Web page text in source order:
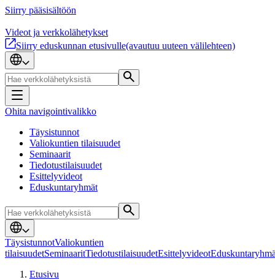
Siirry pääsisältöön
Videot ja verkkolähetykset
Siirry eduskunnan etusivulle(avautuu uuteen välilehteen)
Ohita navigointivalikko
Täysistunnot
Valiokuntien tilaisuudet
Seminaarit
Tiedotustilaisuudet
Esittelyvideot
Eduskuntaryhmät
TäysistunnotValiokuntien
tilaisuudetSeminaaritTiedotustilaisuudetEsittelyvideot
Etusivu